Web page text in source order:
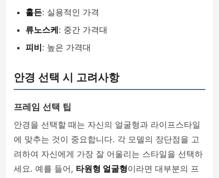
홀든: 실용적인 가격
류노스케 : 중간 가격대
피비 : 높은 가격대
안경 선택 시 고려사항
프레임 선택 팁
안경을 선택할 때는 자신의 얼굴형과 라이프스타일
에 맞추는 것이 중요합니다. 각 모델의 장단점을 고
려하여 자신에게 가장 잘 어울리는 스타일을 선택하
세요. 예를 들어, 타원형 얼굴형이라면 대부분의 프